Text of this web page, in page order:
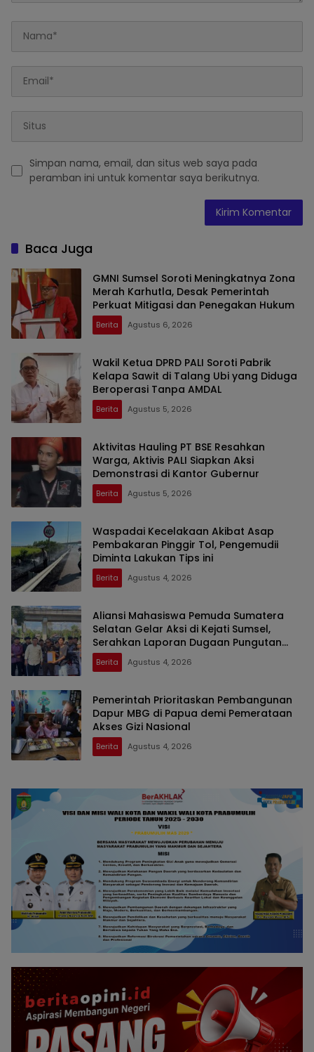
Simpan nama, email, dan situs web saya pada
peramban ini untuk komentar saya berikutnya.
Baca Juga
GMNI Sumsel Soroti Meningkatnya Zona
Merah Karhutla, Desak Pemerintah
Perkuat Mitigasi dan Penegakan Hukum
Berita Agustus 6, 2026
Wakil Ketua DPRD PALI Soroti Pabrik
Kelapa Sawit di Talang Ubi yang Diduga
Beroperasi Tanpa AMDAL
Berita Agustus 5, 2026
Aktivitas Hauling PT BSE Resahkan
Warga, Aktivis PALI Siapkan Aksi
Demonstrasi di Kantor Gubernur
Berita Agustus 5, 2026
Waspadai Kecelakaan Akibat Asap
Pembakaran Pinggir Tol, Pengemudii
Diminta Lakukan Tips ini
Berita Agustus 4, 2026
Aliansi Mahasiswa Pemuda Sumatera
Selatan Gelar Aksi di Kejati Sumsel,
Serahkan Laporan Dugaan Pungutan
Dana BOS dan Sertifikasi Guru di Ogan
Ilir
Berita Agustus 4, 2026
Pemerintah Prioritaskan Pembangunan
Dapur MBG di Papua demi Pemerataan
Akses Gizi Nasional
Berita Agustus 4, 2026